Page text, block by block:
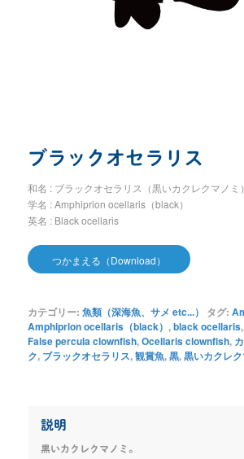
ブラックオセラリス
和名 : ブラックオセラリス（黒いカクレクマノミ）
学名 : Amphiprion ocellaris（black）
英名 : Black ocellaris
つかまえる（Download）
カテゴリー: 魚類（深海魚、サメ etc...） タグ:
Amphiprion ocellaris（black） ,black ocellaris,
False percula clownfish,Ocellaris clownfish,
ク, ブラックオセラリス,観賞魚,黒,黒いカクレク
説明
黒いカクレクマノミ。